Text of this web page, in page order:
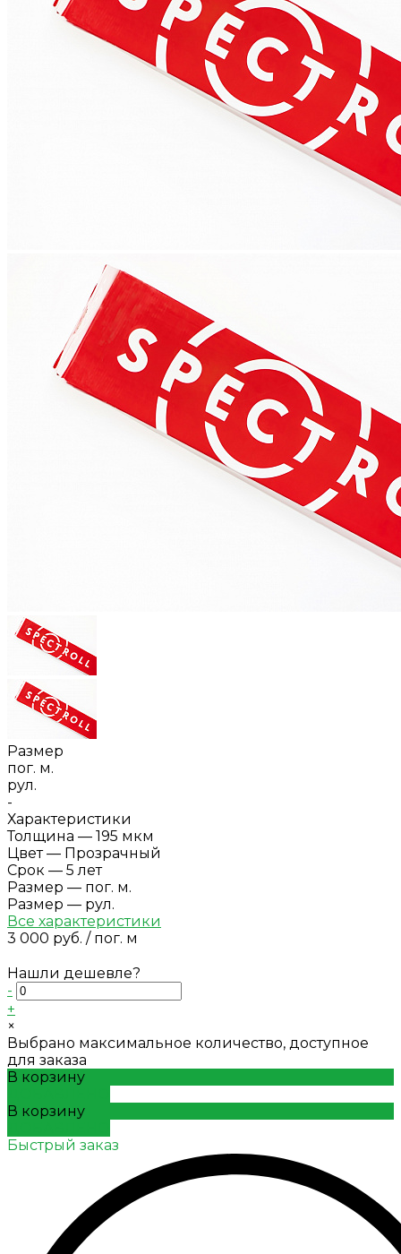
Размер
пог. м.
рул.
-
Характеристики
Толщина — 195 мкм
Цвет — Прозрачный
Срок — 5 лет
Размер — пог. м.
Размер — рул.
Все характеристики
3 000 руб. / пог. м
Нашли дешевле?
-
+
×
Выбрано максимальное количество, доступное
для заказа
В корзину
В корзину
Быстрый заказ